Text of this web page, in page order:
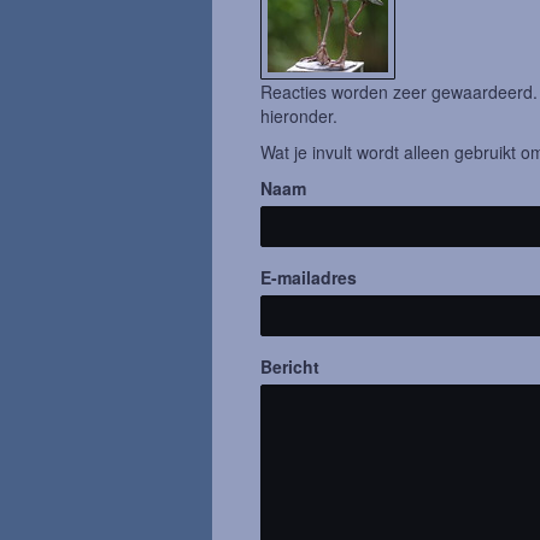
Reacties worden zeer
hieronder.
Wat je invult wordt alleen gebruikt
Naam
E-mailadres
Bericht